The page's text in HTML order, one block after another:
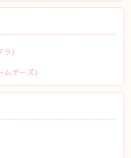
）
チーズ）